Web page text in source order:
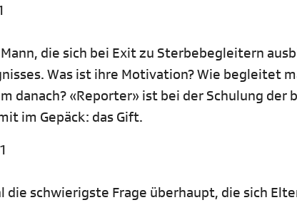
die sich bei Exit zu Sterbebegleitern
Was ist ihre Motivation? Wie begleitet
danach? «Reporter» ist bei der Schulung der
im Gepäck: das Gift.
die schwierigste Frage überhaupt, die sich